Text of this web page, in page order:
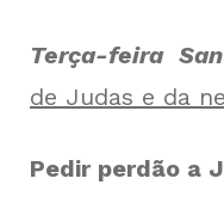
Terça-feira
de Judas e da
Pedir perdão a